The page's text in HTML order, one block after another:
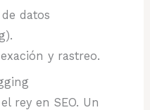
datos
y rastreo.
rey en SEO. Un